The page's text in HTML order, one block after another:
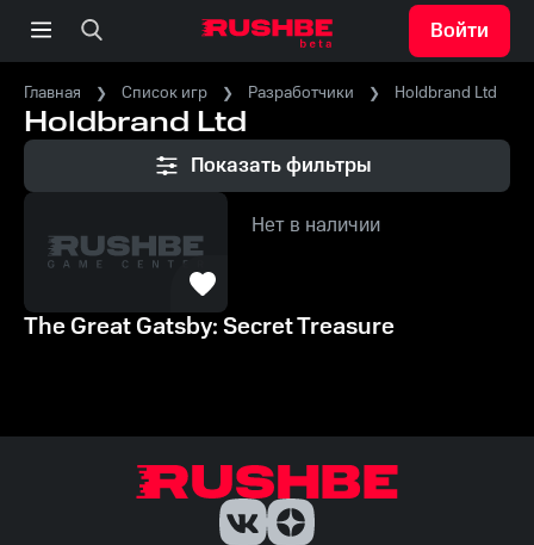
Войти
Главная Список игр Разработчики Holdbrand Ltd
Holdbrand Ltd
Показать фильтры
Нет в наличии
The Great Gatsby: Secret Treasure